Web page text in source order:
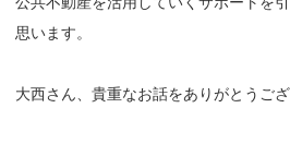
思います。
大西さん、貴重なお話をありがとうござ